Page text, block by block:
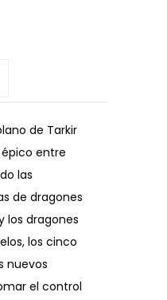
de Tarkir
entre
las
de dragones
los dragones
los cinco
nuevos
el control